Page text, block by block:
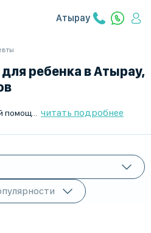
Атырау
ребенка в Атырау,
читать подробнее